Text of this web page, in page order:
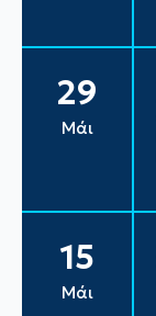
29
Μάι
15
Μάι